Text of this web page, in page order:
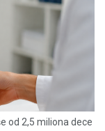
od 2,5 miliona dece